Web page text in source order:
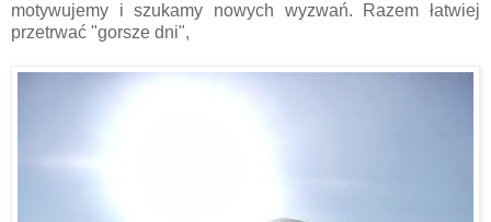
motywujemy i szukamy nowych wyzwań. Razem łatwiej
przetrwać "gorsze dni",